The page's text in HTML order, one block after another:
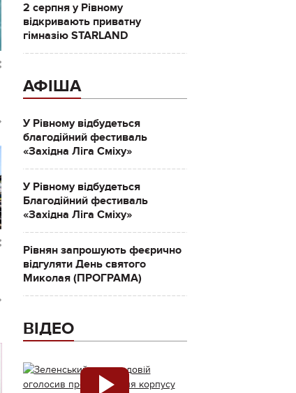
2 серпня у Рівному
відкривають приватну
гімназію STARLAND
АФІША
У Рівному відбудеться
благодійний фестиваль
«Західна Ліга Сміху»
У Рівному відбудеться
Благодійний фестиваль
«Західна Ліга Сміху»
Рівнян запрошують феєрично
відгуляти День святого
Миколая (ПРОГРАМА)
ВІДЕО